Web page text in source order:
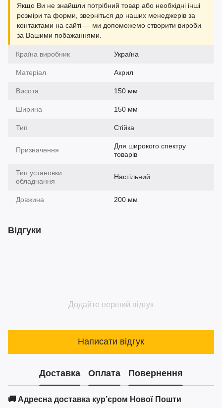
Якщо Ви не знайшли потрібний товар або необхідні інші
розміри та форми, зверніться до наших менеджерів за
контактами на сайті — ми допоможемо створити вироби
за Вашими побажаннями.
Країна виробник Україна
Матеріал Акрил
Висота 150 мм
Ширина 150 мм
Тип Стійка
Призначення
Для широкого спектру
товарів
Тип установки
обладнання
Настільний
Довжина 200 мм
Відгуки
Додайте перший відгук
Написати відгук
Доставка Оплата Повернення
🚚 Адресна доставка кур’єром Нової Пошти